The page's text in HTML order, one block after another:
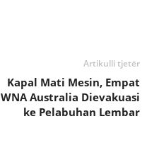
Artikulli tjetër
Kapal Mati Mesin, Empat
WNA Australia Dievakuasi
ke Pelabuhan Lembar